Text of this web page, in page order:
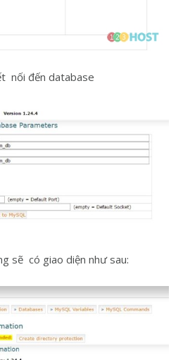
nối đến database
sẽ có giao diện như sau: